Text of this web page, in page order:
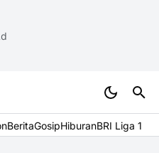
BeritaGosipHiburanBRI Liga 1